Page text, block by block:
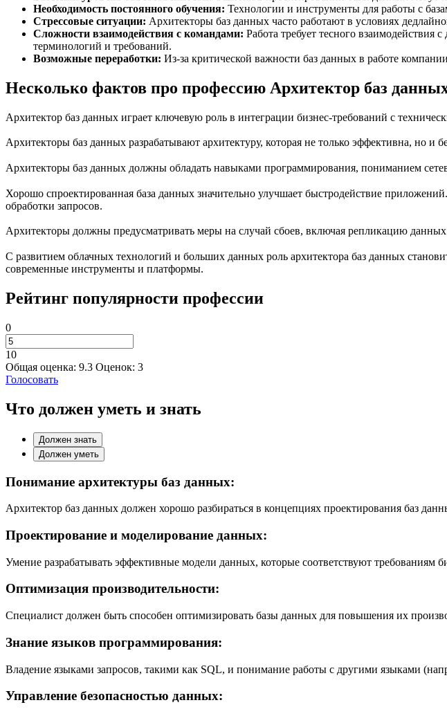
Необходимость постоянного обучения: Технологии и инструменты для работы с
Стрессовые ситуации: Архитекторы баз данных часто работают в условиях
Сложности взаимодействия с командами: Работа требует тесного
терминологий и требований.
Возможные переработки: Из-за критической важности баз данных в работе
Несколько фактов про профессию Архитектор баз
Архитектор баз данных играет ключевую роль в интеграции бизнес-требований с
Архитекторы баз данных разрабатывают архитектуру, которая не только эффективна, но
Архитекторы баз данных должны обладать навыками программирования, пониманием
Хорошо спроектированная база данных значительно улучшает быстродействие
обработки запросов.
Архитекторы должны предусматривать меры на случай сбоев, включая репликацию
С развитием облачных технологий и больших данных роль архитектора баз данных
современные инструменты и платформы.
Рейтинг популярности профессии
0
10
Общая оценка: 9.3 Оценок: 3
Голосовать
Что должен уметь и знать
Должен знать
Должен уметь
Понимание архитектуры баз данных:
Архитектор баз данных должен хорошо разбираться в концепциях проектирования баз
Проектирование и моделирование данных:
Умение разрабатывать эффективные модели данных, которые соответствуют требованиям
Оптимизация производительности:
Специалист должен быть способен оптимизировать базы данных для повышения их
Знание языков программирования:
Владение языками запросов, такими как SQL, и понимание работы с другими языками
Управление безопасностью данных: